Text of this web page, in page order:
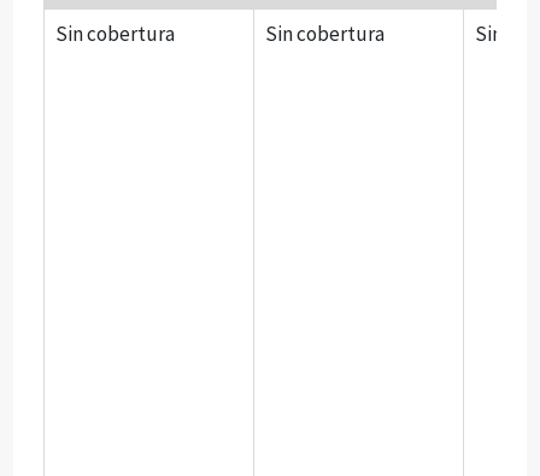
Sin cobertura
Sin cobertura Sin